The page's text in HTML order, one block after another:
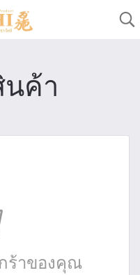
ค้า
ร้าของคุณ